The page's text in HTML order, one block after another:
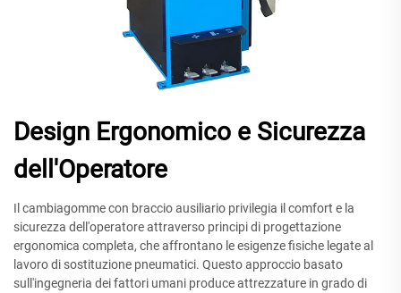
Design Ergonomico e Sicurezza
dell'Operatore
Il cambiagomme con braccio ausiliario privilegia il comfort e la
sicurezza dell'operatore attraverso principi di progettazione
ergonomica completa, che affrontano le esigenze fisiche legate al
lavoro di sostituzione pneumatici. Questo approccio basato
sull'ingegneria dei fattori umani produce attrezzature in grado di